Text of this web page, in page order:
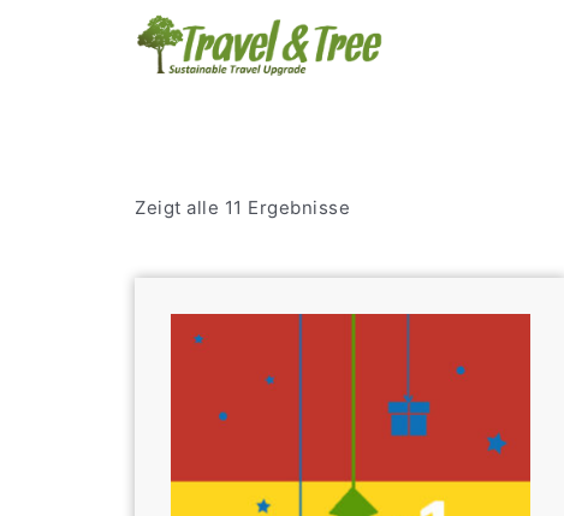
Zeigt alle 11 Ergebnisse